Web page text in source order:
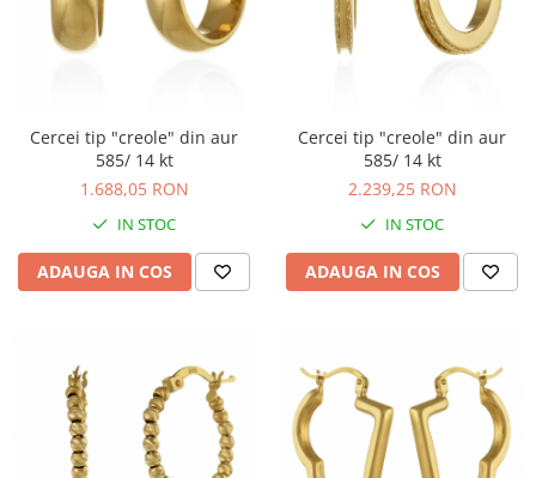
INELE
ACE DE CRAVATA
BRATARI PENTRU PICIOR
INELE
BUTONI
LANTURI TIP ROZARIU
Cercei tip "creole" din aur
585/ 14 kt
1.688,05 RON
IN STOC
ADAUGA IN COS
Cercei tip "creole" din aur
585/ 14 kt
2.239,25 RON
IN STOC
ADAUGA IN COS